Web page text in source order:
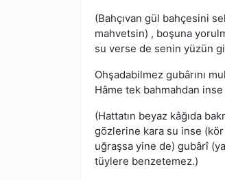
(Bahçıvan gül bahçesini
mahvetsin) , boşuna
su verse de senin yüzün
Ohşadabilmez gubârını
Hâme tek bahmahdan
(Hattatın beyaz kâğıda
gözlerine kara su inse
uğraşsa yine de) gubârî
tüylere benzetemez.)